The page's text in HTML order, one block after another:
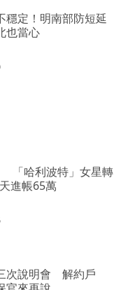
穩定！明南部防短延
也當心
「哈利波特」女星轉
進帳65萬
次說明會 解約戶